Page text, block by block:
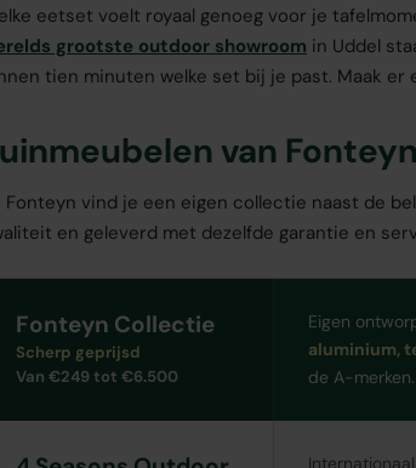
eetset voelt royaal genoeg voor je
grootste outdoor showroom in Uddel
tien minuten welke set bij je past. Maak er
van
Fonteyn vind je een eigen collectie naast de
en geleverd met dezelfde garantie en
Fonteyn Collectie
Scherp geprijsd
Van €249 tot €6.500
Eigen
aluminium,
de A-merken.